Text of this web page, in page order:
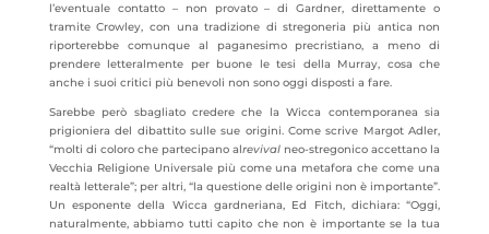
l’eventuale contatto – non provato – di Gardner, direttamente o
tramite Crowley, con una tradizione di stregoneria più antica non
riporterebbe comunque al paganesimo precristiano, a meno di
prendere letteralmente per buone le tesi della Murray, cosa che
anche i suoi critici più benevoli non sono oggi disposti a fare.
Sarebbe però sbagliato credere che la Wicca contemporanea sia
prigioniera del dibattito sulle sue origini. Come scrive Margot Adler,
“molti di coloro che partecipano alrevival neo-stregonico accettano la
Vecchia Religione Universale più come una metafora che come una
realtà letterale”; per altri, “la questione delle origini non è importante”.
Un esponente della Wicca gardneriana, Ed Fitch, dichiara: “Oggi,
naturalmente, abbiamo tutti capito che non è importante se la tua